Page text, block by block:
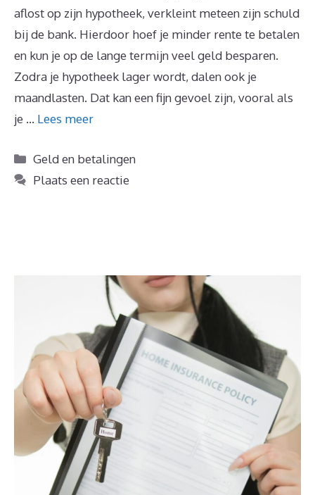
aflost op zijn hypotheek, verkleint meteen zijn schuld
bij de bank. Hierdoor hoef je minder rente te betalen
en kun je op de lange termijn veel geld besparen.
Zodra je hypotheek lager wordt, dalen ook je
maandlasten. Dat kan een fijn gevoel zijn, vooral als
je … Lees meer
Categorieën
Geld en betalingen
Plaats een reactie